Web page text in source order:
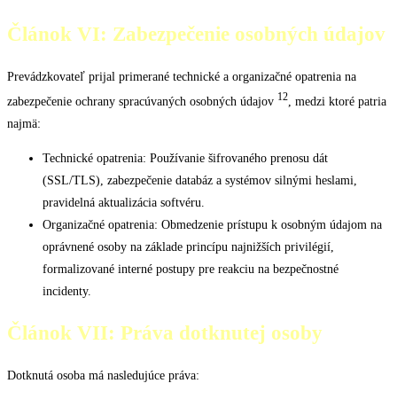
Článok VI: Zabezpečenie osobných údajov
Prevádzkovateľ prijal primerané technické a organizačné opatrenia na
zabezpečenie ochrany spracúvaných osobných údajov 12 , medzi ktoré patria
najmä:
Technické opatrenia: Používanie šifrovaného prenosu dát
(SSL/TLS), zabezpečenie databáz a systémov silnými heslami,
pravidelná aktualizácia softvéru.
Organizačné opatrenia: Obmedzenie prístupu k osobným údajom na
oprávnené osoby na základe princípu najnižších privilégií,
formalizované interné postupy pre reakciu na bezpečnostné
incidenty.
Článok VII: Práva dotknutej osoby
Dotknutá osoba má nasledujúce práva: